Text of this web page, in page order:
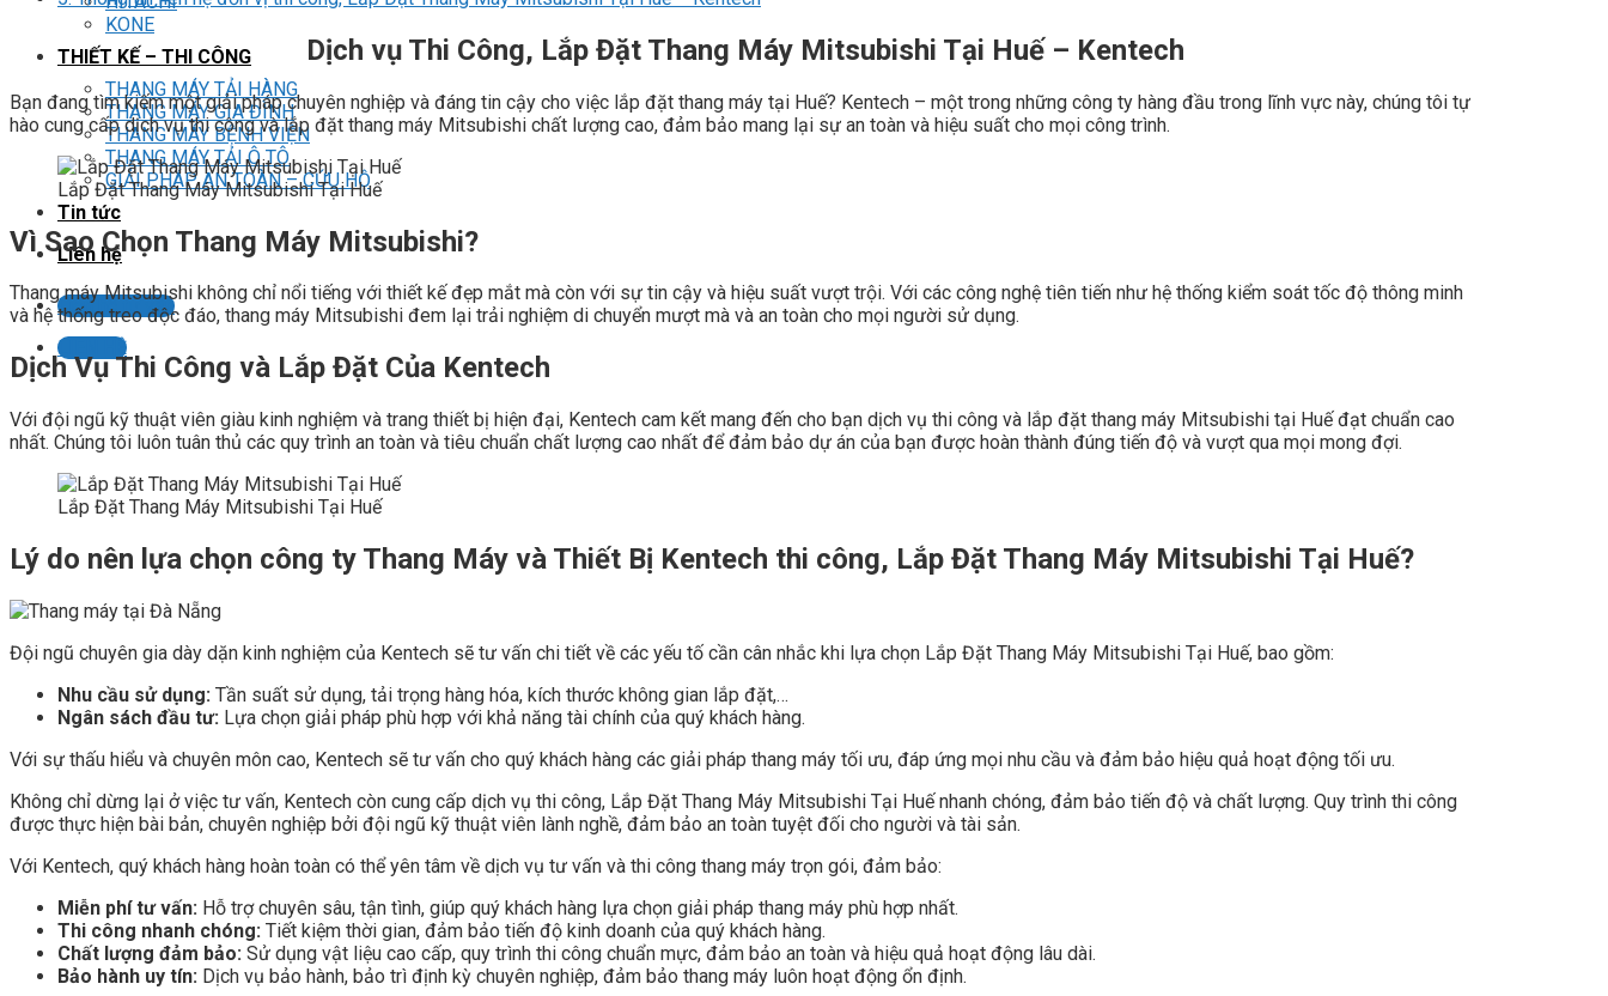
KONE
THIẾT KẾ – THI CÔNG
THANG MÁY TẢI HÀNG
THANG MÁY GIA ĐÌNH
THANG MÁY BỆNH VIỆN
THANG MÁY TẢI Ô TÔ
GIẢI PHÁP AN TOÀN – CỨU HỘ
Tin tức
Liên hệ
Liên hệ tư vấn
LIÊN HỆ
Dịch vụ Thi Công, Lắp Đặt Thang Máy Mitsubishi Tại Huế – Kentech
Bạn đang tìm kiếm một giải pháp chuyên nghiệp và đáng tin cậy cho việc lắp đặt thang máy tại Huế? Kentech – một trong những công ty hàng đầu trong lĩnh vực này, chúng tôi tự
hào cung cấp dịch vụ thi công và lắp đặt thang máy Mitsubishi chất lượng cao, đảm bảo mang lại sự an toàn và hiệu suất cho mọi công trình.
Lắp Đặt Thang Máy Mitsubishi Tại Huế
Vì Sao Chọn Thang Máy Mitsubishi?
Thang máy Mitsubishi không chỉ nổi tiếng với thiết kế đẹp mắt mà còn với sự tin cậy và hiệu suất vượt trội. Với các công nghệ tiên tiến như hệ thống kiểm soát tốc độ thông minh
và hệ thống treo độc đáo, thang máy Mitsubishi đem lại trải nghiệm di chuyển mượt mà và an toàn cho mọi người sử dụng.
Dịch Vụ Thi Công và Lắp Đặt Của Kentech
Với đội ngũ kỹ thuật viên giàu kinh nghiệm và trang thiết bị hiện đại, Kentech cam kết mang đến cho bạn dịch vụ thi công và lắp đặt thang máy Mitsubishi tại Huế đạt chuẩn cao
nhất. Chúng tôi luôn tuân thủ các quy trình an toàn và tiêu chuẩn chất lượng cao nhất để đảm bảo dự án của bạn được hoàn thành đúng tiến độ và vượt qua mọi mong đợi.
Lắp Đặt Thang Máy Mitsubishi Tại Huế
Lý do nên lựa chọn công ty Thang Máy và Thiết Bị Kentech thi công, Lắp Đặt Thang Máy Mitsubishi Tại Huế?
Đội ngũ chuyên gia dày dặn kinh nghiệm của Kentech sẽ tư vấn chi tiết về các yếu tố cần cân nhắc khi lựa chọn Lắp Đặt Thang Máy Mitsubishi Tại Huế, bao gồm:
Nhu cầu sử dụng: Tần suất sử dụng, tải trọng hàng hóa, kích thước không gian lắp đặt,…
Ngân sách đầu tư: Lựa chọn giải pháp phù hợp với khả năng tài chính của quý khách hàng.
Với sự thấu hiểu và chuyên môn cao, Kentech sẽ tư vấn cho quý khách hàng các giải pháp thang máy tối ưu, đáp ứng mọi nhu cầu và đảm bảo hiệu quả hoạt động tối ưu.
Không chỉ dừng lại ở việc tư vấn, Kentech còn cung cấp dịch vụ thi công, Lắp Đặt Thang Máy Mitsubishi Tại Huế nhanh chóng, đảm bảo tiến độ và chất lượng. Quy trình thi công
được thực hiện bài bản, chuyên nghiệp bởi đội ngũ kỹ thuật viên lành nghề, đảm bảo an toàn tuyệt đối cho người và tài sản.
Với Kentech, quý khách hàng hoàn toàn có thể yên tâm về dịch vụ tư vấn và thi công thang máy trọn gói, đảm bảo:
Miễn phí tư vấn: Hỗ trợ chuyên sâu, tận tình, giúp quý khách hàng lựa chọn giải pháp thang máy phù hợp nhất.
Thi công nhanh chóng: Tiết kiệm thời gian, đảm bảo tiến độ kinh doanh của quý khách hàng.
Chất lượng đảm bảo: Sử dụng vật liệu cao cấp, quy trình thi công chuẩn mực, đảm bảo an toàn và hiệu quả hoạt động lâu dài.
Bảo hành uy tín: Dịch vụ bảo hành, bảo trì định kỳ chuyên nghiệp, đảm bảo thang máy luôn hoạt động ổn định.